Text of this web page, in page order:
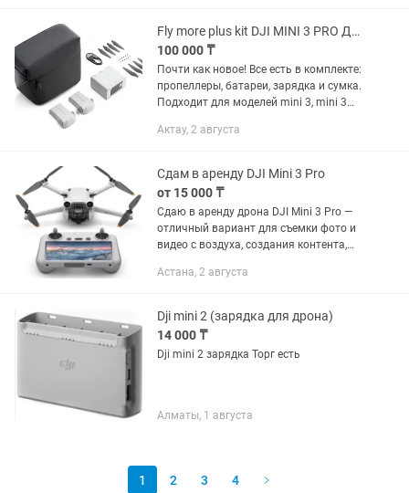
Fly more plus kit DJI MINI 3 PRO Дрон
100 000 ₸
Почти как новое! Все есть в комплекте:
пропеллеры, батареи, зарядка и сумка.
Подходит для моделей mini 3, mini 3
Актау, 2 августа
Сдам в аренду DJI Mini 3 Pro
от 15 000 ₸
Сдаю в аренду дрона DJI Mini 3 Pro —
отличный вариант для съемки фото и
видео с воздуха, создания контента,
объектов и других задач.
Астана, 2 августа
Dji mini 2 (зарядка для дрона)
14 000 ₸
Dji mini 2 зарядка Торг есть
Алматы, 1 августа
1 2 3 4